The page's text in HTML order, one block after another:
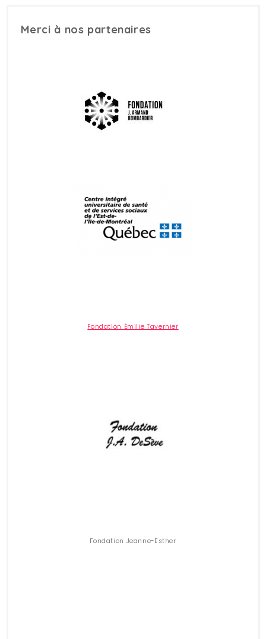
Merci à nos partenaires
Fondation Émilie Tavernier
Fondation Jeanne-Esther